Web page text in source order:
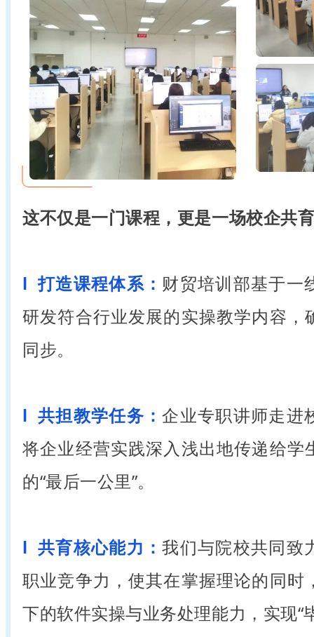
这不仅是一门课程，更是一场校企共
l 打造课程体系： 财贸培训部基于一
研发符合行业发展的实操教学内容，
同步。
l 共担教学任务：企业专职讲师走进
将企业经营实践深入浅出地传递给学
的“最后一公里”。
l 共育核心能力：我们与院校共同致
职业竞争力，使其在掌握理论的同时
下的软件实操与业务处理能力，实现“